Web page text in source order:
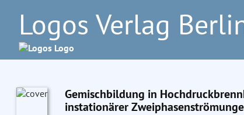
Logos Verlag
Gemischbildung in
instationärer